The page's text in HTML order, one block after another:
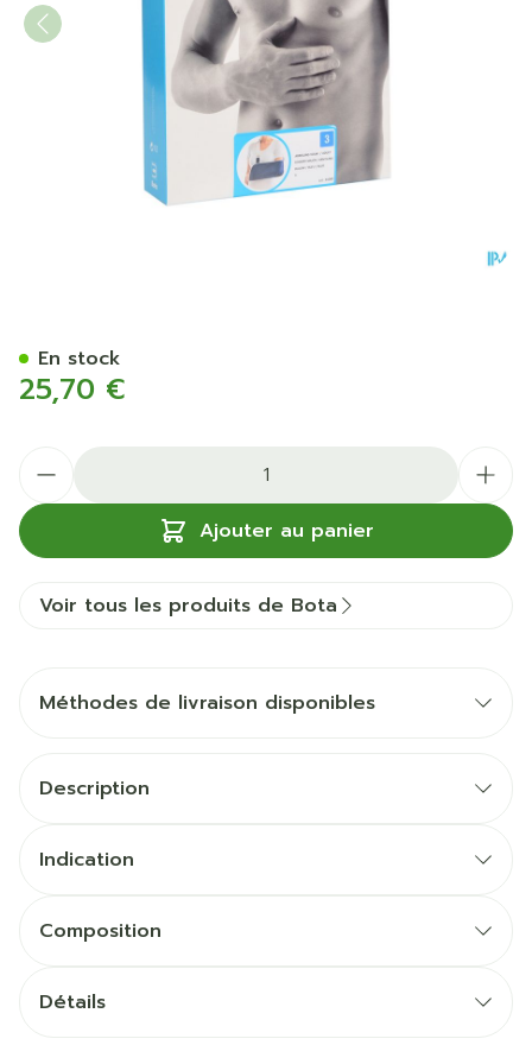
25,70 €
Ajouter au panier
En stock
Voir tous les produits de Bota
Méthodes de livraison disponibles
Description
Indication
Composition
Détails